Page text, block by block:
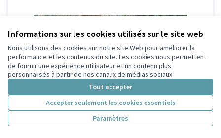
Informations sur les cookies utilisés sur le site web
Nous utilisons des cookies sur notre site Web pour améliorer la
performance et les contenus du site. Les cookies nous permettent
de fournir une expérience utilisateur et un contenu plus
personnalisés à partir de nos canaux de médias sociaux.
Tout accepter
Accepter seulement les cookies essentiels
Paramètres